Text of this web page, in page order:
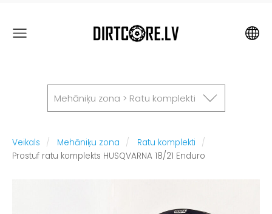
Mehāniķu zona > Ratu komplekti
Veikals Mehāniķu zona
Ratu komplekti
Prostuf ratu komplekts HUSQVARNA 18/21 Enduro